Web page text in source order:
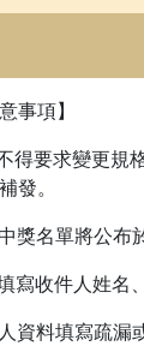
事項】
得要求變更規
發。
獎名單將公布
寫收件人姓名
資料填寫疏漏